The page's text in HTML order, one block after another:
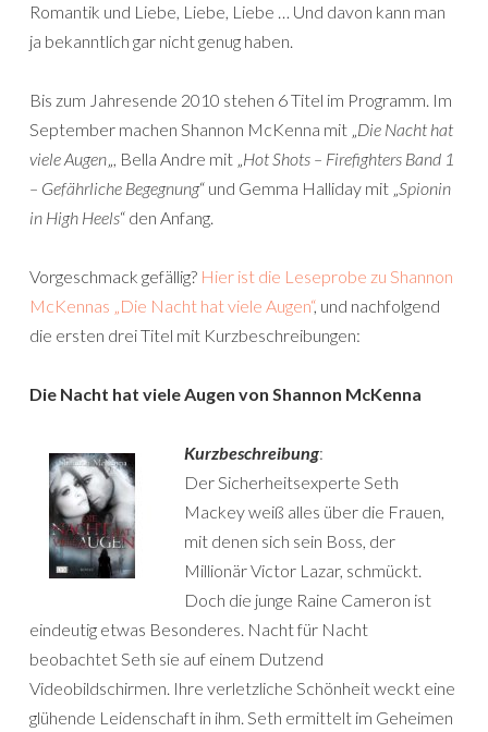
Romantik und Liebe, Liebe, Liebe … Und davon kann man
ja bekanntlich gar nicht genug haben.
Bis zum Jahresende 2010 stehen 6 Titel im Programm. Im
September machen Shannon McKenna mit „Die Nacht hat
viele Augen„, Bella Andre mit „Hot Shots – Firefighters Band 1
– Gefährliche Begegnung“ und Gemma Halliday mit „Spionin
in High Heels“ den Anfang.
Vorgeschmack gefällig? Hier ist die Leseprobe zu Shannon
McKennas „Die Nacht hat viele Augen“, und nachfolgend
die ersten drei Titel mit Kurzbeschreibungen:
Die Nacht hat viele Augen von Shannon McKenna
Kurzbeschreibung:
Der Sicherheitsexperte Seth
Mackey weiß alles über die Frauen,
mit denen sich sein Boss, der
Millionär Victor Lazar, schmückt.
Doch die junge Raine Cameron ist
eindeutig etwas Besonderes. Nacht für Nacht
beobachtet Seth sie auf einem Dutzend
Videobildschirmen. Ihre verletzliche Schönheit weckt eine
glühende Leidenschaft in ihm. Seth ermittelt im Geheimen